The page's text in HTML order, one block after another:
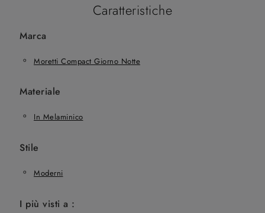
Caratteristiche
Marca
Moretti Compact Giorno Notte
Materiale
In Melaminico
Stile
Moderni
I più visti a :